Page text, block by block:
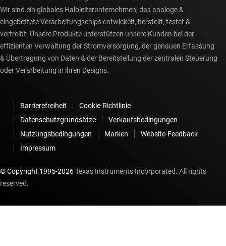
Wir sind ein globales Halbleiterunternehmen, das analoge &
eingebettete Verarbeitungschips entwickelt, herstellt, testet &
vertreibt. Unsere Produkte unterstützen unsere Kunden bei der
effizienten Verwaltung der Stromversorgung, der genauen Erfassung
& Übertragung von Daten & der Bereitstellung der zentralen Steuerung
oder Verarbeitung in ihren Designs.
Barrierefreiheit
Cookie-Richtlinie
Datenschutzgrundsätze
Verkaufsbedingungen
Nutzungsbedingungen
Marken
Website-Feedback
Impressum
© Copyright 1995-2026Texas Instruments Incorporated. All rights
reserved.